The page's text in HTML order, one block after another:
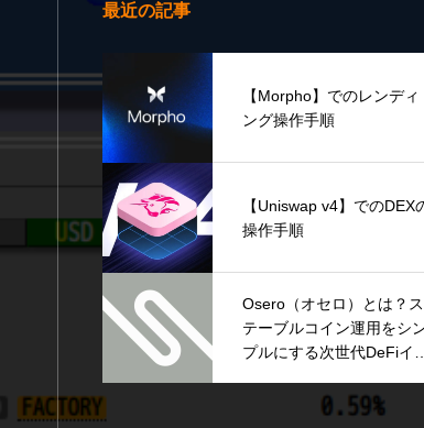
最近の記事
【Morpho】でのレンディ
ング操作手順
【Uniswap v4】でのDEX
操作手順
Osero（オセロ）とは？ス
テーブルコイン運用をシ
プルにする次世代DeFiイン